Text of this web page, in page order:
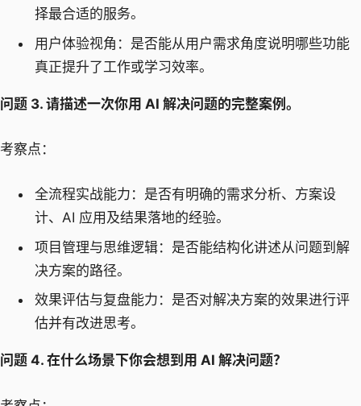
择最合适的服务。
用户体验视角：是否能从用户需求角度说明哪些功能
真正提升了工作或学习效率。
问题 3. 请描述一次你用 AI 解决问题的完整案例。
考察点：
全流程实战能力：是否有明确的需求分析、方案设
计、AI 应用及结果落地的经验。
项目管理与思维逻辑：是否能结构化讲述从问题到解
决方案的路径。
效果评估与复盘能力：是否对解决方案的效果进行评
估并有改进思考。
问题 4. 在什么场景下你会想到用 AI 解决问题？